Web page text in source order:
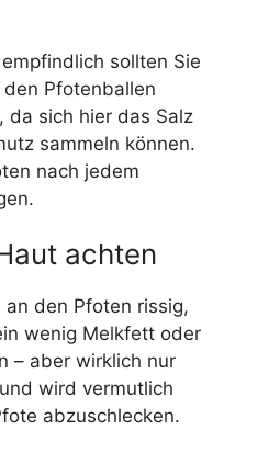
sollten Sie
Pfotenballen
da sich hier das Salz
sammeln können.
nach jedem
achten
den Pfoten rissig,
wenig Melkfett oder
– aber wirklich nur
wird vermutlich
abzuschlecken.